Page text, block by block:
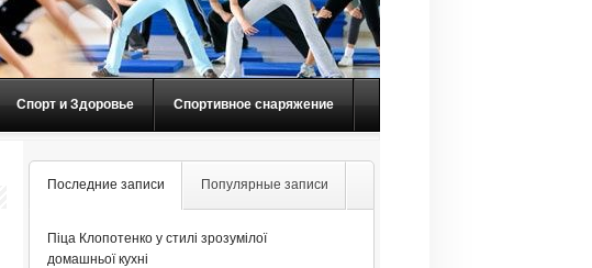
Спорт и Здоровье Спортивное снаряжение
Последние записи Популярные записи
Піца Клопотенко у стилі зрозумілої
домашньої кухні